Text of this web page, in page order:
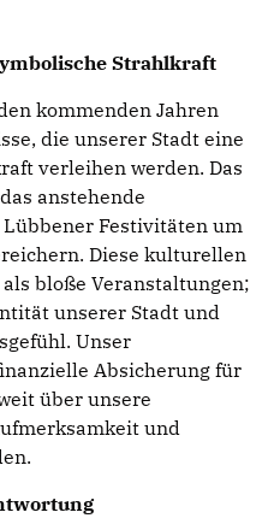
Strahlkraft
kommenden Jahren
die unserer Stadt eine
verleihen werden. Das
anstehende
Festivitäten um
Diese kulturellen
bloße Veranstaltungen;
unserer Stadt und
Unser
Absicherung für
über unsere
und